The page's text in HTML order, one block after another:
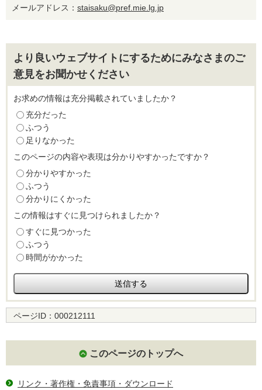
メールアドレス： staisaku@pref.mie.lg.jp
より良いウェブサイトにするためにみなさまのご
意見をお聞かせください
お求めの情報は充分掲載されていましたか？
充分だった
ふつう
足りなかった
このページの内容や表現は分かりやすかったですか？
分かりやすかった
ふつう
分かりにくかった
この情報はすぐに見つけられましたか？
すぐに見つかった
ふつう
時間がかかった
ページID： 000212111
このページのトップへ
リンク・著作権・免責事項・ダウンロード